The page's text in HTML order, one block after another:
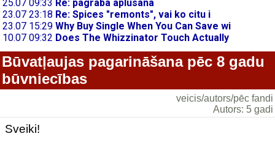
Būvatļaujas pagarināšana pēc 8 gadu
būvniecības
veicis/autors/pēc fandi
Autors: 5 gadi
Sveiki!